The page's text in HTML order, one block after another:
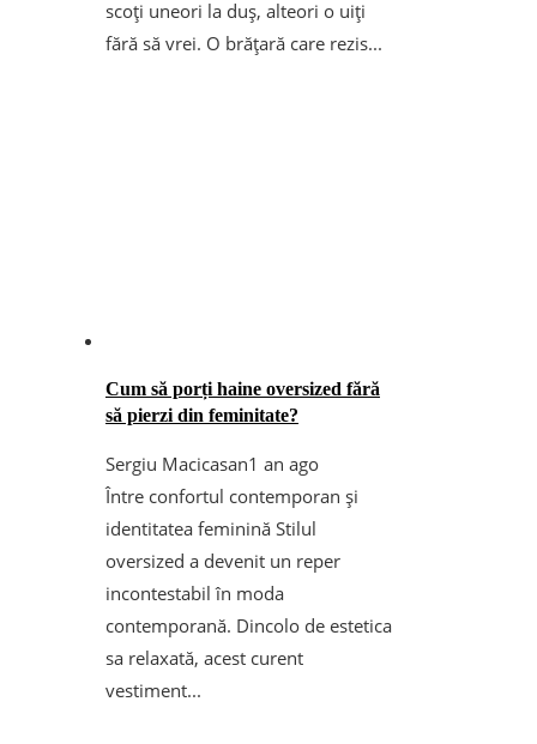
scoți uneori la duș, alteori o uiți
fără să vrei. O brățară care rezis...
Cum să porți haine oversized fără
să pierzi din feminitate?
Sergiu Macicasan1 an ago
Între confortul contemporan și
identitatea feminină Stilul
oversized a devenit un reper
incontestabil în moda
contemporană. Dincolo de estetica
sa relaxată, acest curent
vestiment...